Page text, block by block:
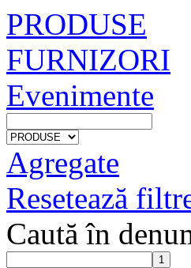
PRODUSE
FURNIZORI
Evenimente
Agregate
Resetează
Caută în